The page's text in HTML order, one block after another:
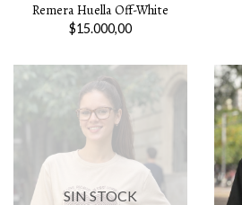
Remera Huella Off-White
$15.000,00
SIN STOCK